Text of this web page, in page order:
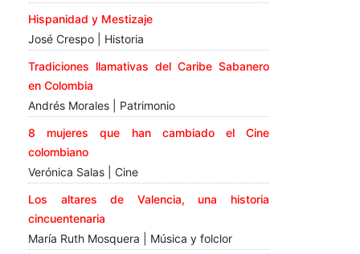
Hispanidad y Mestizaje
José Crespo | Historia
Tradiciones llamativas del Caribe Sabanero
en Colombia
Andrés Morales | Patrimonio
8 mujeres que han cambiado el Cine
colombiano
Verónica Salas | Cine
Los altares de Valencia, una historia
cincuentenaria
María Ruth Mosquera | Música y folclor